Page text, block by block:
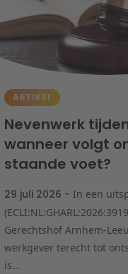
ARTIKEL
Nevenwerk
wanneer volgt
staande voet?
29 juli 2026 - In een
Gerechtshof Arnhem-
werkgever terecht tot
is...